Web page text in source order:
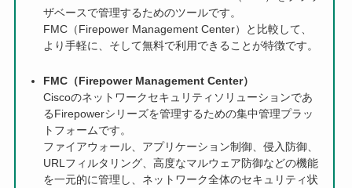
ザベースで管理するためのツールです。
FMC（Firepower Management Center）と比較して、
より手軽に、そして無料で利用できることが特徴です。
FMC（Firepower Management Center）
Ciscoのネットワークセキュリティソリューションであ
るFirepowerシリーズを管理するための集中管理プラッ
トフォームです。
ファイアウォール、アプリケーション制御、侵入防御、
URLフィルタリング、高度なマルウェア防御などの機能
を一元的に管理し、ネットワーク全体のセキュリティ状